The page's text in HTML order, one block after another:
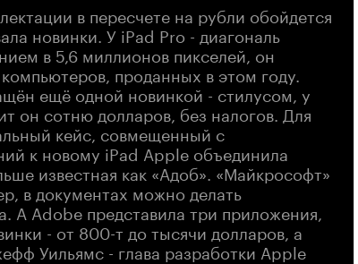
в пересчете на рубли обойдется
новинки. У iPad Pro - диагональ
в 5,6 миллионов пикселей, он
проданных в этом году.
ещё одной новинкой - стилусом, у
он сотню долларов, без налогов. Для
кейс, совмещенный с
к новому iPad Apple объединила
известная как «Адоб». «Майкрософт»
в документах можно делать
Adobe представила три приложения,
- от 800-т до тысячи долларов, а
Уильямс - глава разработки Apple